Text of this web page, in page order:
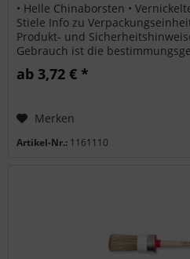
• Helle Chinaborsten •
Stiele Info zu
Produkt- und
Gebrauch ist die
Produkts und die...
ab 3,72 € *
Merken
Artikel-Nr.: 1161110